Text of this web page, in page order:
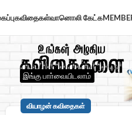
கவிதைகள்வானொலி கேட்க
இங்கு பாா்வையிடலாம்
வியாழன் கவிதைகள்